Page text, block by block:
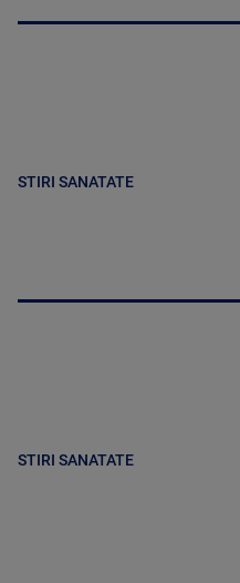
STIRI SANATATE
STIRI SANATATE